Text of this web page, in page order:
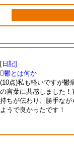
[日記]
鬱とは何か
(10点)私も軽いですが鬱
の言葉に共感しました
持ちが伝わり、勝手な
ようで良かったです！